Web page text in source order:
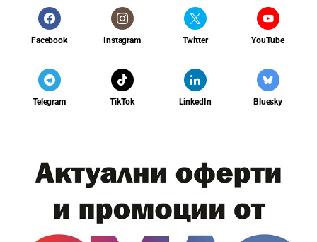
Facebook Instagram Twitter YouTube
Telegram TikTok LinkedIn Bluesky